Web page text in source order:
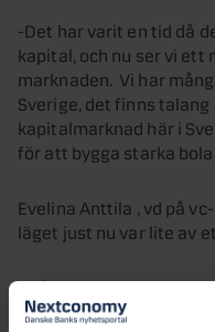
-Det har varit en tid då
kapital, och nu ser vi
marknaden. Vi har
Sverige, det finns
kapitalmarknad här i
för att bygga starka
Evelina Anttila , vd på
läget just nu var lite av
-Många har det tufft
Men man ska inte låta